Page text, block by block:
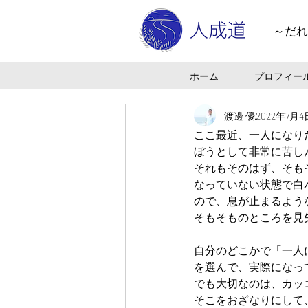
～だ
ホーム プロフィー
渡邊 優2022年7月4
ここ最近、一人にな
ぼうとして非常に苦し
それもそのはず、そ
なっていない状態で
ので、息が止まるよ
そもそものところを
自分のどこかで「一
を選んで、実際にな
でも大切なのは、カ
そこをおざなりにし